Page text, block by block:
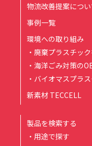
物流改善提案につい
事例一覧
環境への取り組み
・廃棄プラスチッ
・海洋ごみ対策の
・バイオマスプラ
新素材 TECCELL
製品を検索する
・用途で探す